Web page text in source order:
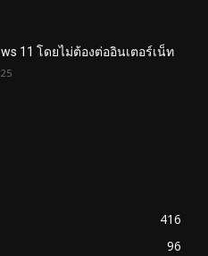
11 โดยไม่ต้องต่ออินเตอร์เน็ท
416
96